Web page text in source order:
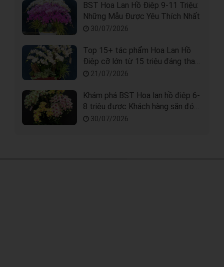
BST Hoa Lan Hồ Điệp 9-11 Triệu:
Những Mẫu Được Yêu Thích Nhất
30/07/2026
Top 15+ tác phẩm Hoa Lan Hồ
Điệp cỡ lớn từ 15 triệu đáng tham
khảo tại Sài Gòn
21/07/2026
Khám phá BST Hoa lan hồ điệp 6-
8 triệu được Khách hàng săn đón
nhất30/07/2026